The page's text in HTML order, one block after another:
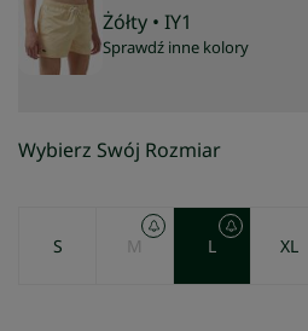
Żółty • IY1
Sprawdź inne kolory
Wybierz Swój Rozmiar
S M L XL